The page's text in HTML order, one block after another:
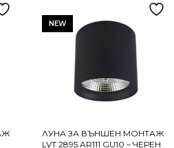
NEW
ЛУНА ЗА ВЪНШЕН МОНТАЖ
LVT 2895 AR111 GU10 – ЧЕРЕН